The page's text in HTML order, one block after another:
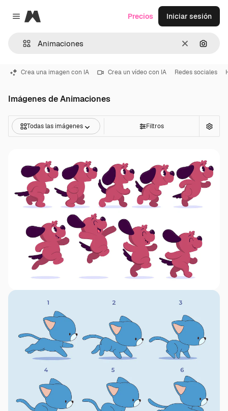
Close menu
Magnific
Borrar
Precios Iniciar sesión
Crea una imagen con IA Crea un vídeo con IA Redes sociales
Imágenes de Animaciones
Todas las imágenes Filtros